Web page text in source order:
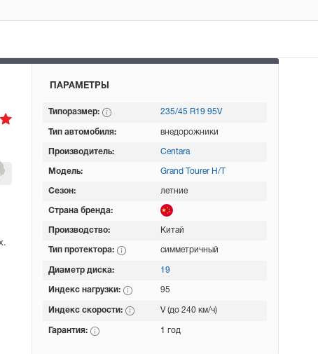
ПАРАМЕТРЫ
Типоразмер: 235/45 R19 95V
Тип автомобиля: внедорожники
Производитель: Centara
Модель: Grand Tourer H/T
Сезон: летние
Страна бренда:
Производство: Китай
Тип протектора: симметричный
Диаметр диска: 19
Индекс нагрузки: 95
Индекс скорости: V (до 240 км/ч)
Гарантия: 1 год